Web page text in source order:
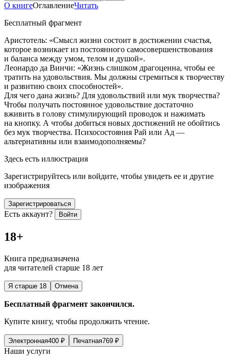
О книгеОглавлениеЧитать
Бесплатный фрагмент
Аристотель: «Смысл жизни состоит в достижении счастья,
которое возникает из постоянного самосовершенствования
и баланса между умом, телом и душой».
Леонардо да Винчи: «Жизнь слишком драгоценна, чтобы ее
тратить на удовольствия. Мы должны стремиться к творчеству
и развитию своих способностей».
Для чего дана жизнь? Для удовольствий или мук творчества?
Чтобы получать постоянное удовольствие достаточно
вживить в голову стимулирующий проводок и нажимать
на кнопку. А чтобы добиться новых достижений не обойтись
без мук творчества. Психосостояния Рай или Ад —
альтернативны или взаимодополняемы?
Здесь есть иллюстрация
Зарегистрируйтесь или войдите, чтобы увидеть ее и другие
изображения
Зарегистрироваться
Есть аккаунт? Войти
18+
Книга предназначена
для читателей старше 18 лет
Я старше 18 Отмена
Бесплатный фрагмент закончился.
Купите книгу, чтобы продолжить чтение.
Электронная400 ₽ Печатная769 ₽
Наши услуги